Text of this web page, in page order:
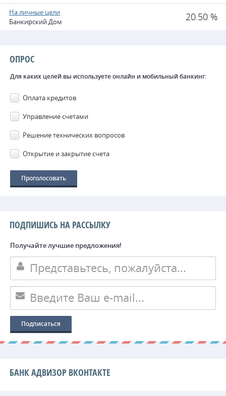
На личные цели
Банкирский Дом
20.50 %
ОПРОС
Для каких целей вы используете онлайн и мобильный банкинг:
Оплата кредитов
Управление счетами
Решение технических вопросов
Открытие и закрытие счета
ПОДПИШИСЬ НА РАССЫЛКУ
Получайте лучшие предложения!
БАНК АДВИЗОР ВКОНТАКТЕ